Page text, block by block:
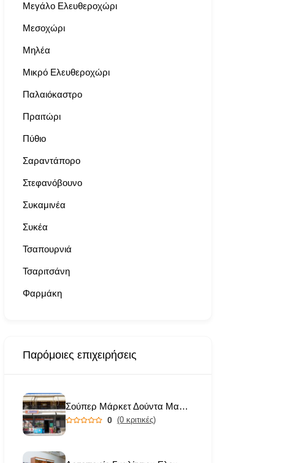
Μεγάλο Ελευθεροχώρι
Μεσοχώρι
Μηλέα
Μικρό Ελευθεροχώρι
Παλαιόκαστρο
Πραιτώρι
Πύθιο
Σαραντάπορο
Στεφανόβουνο
Συκαμινέα
Συκέα
Τσαπουρνιά
Τσαριτσάνη
Φαρμάκη
Παρόμοιες επιχειρήσεις
Σούπερ Μάρκετ Δούντα Μαριάνθη
0 (0 κριτικές)